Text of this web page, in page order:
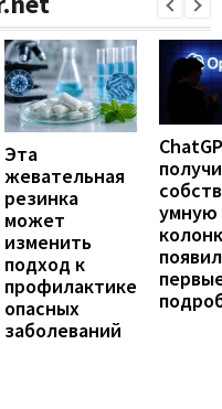
Эта
жевательная
резинка
может
изменить
подход к
профилактике
опасных
заболеваний
умную